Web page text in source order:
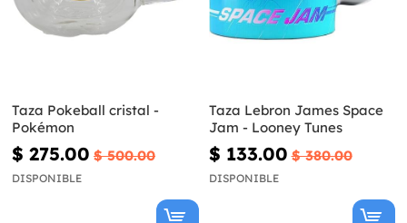
Taza Pokeball cristal -
Pokémon
$ 275.00 $ 500.00
DISPONIBLE
Taza Lebron James Space
Jam - Looney Tunes
$ 133.00 $ 380.00
DISPONIBLE